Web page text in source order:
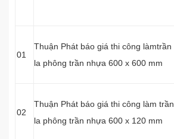
01
Thuận Phát báo giá thi công làmtrần
la phông trần nhựa 600 x 600 mm
02
Thuận Phát báo giá thi công làm trần
la phông trần nhựa 600 x 120 mm